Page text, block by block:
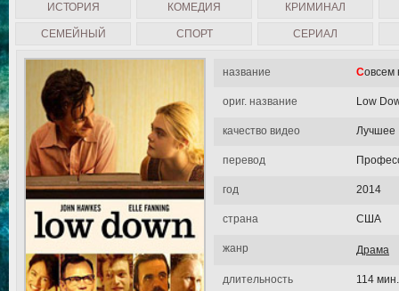
название Совсем
ориг. название Low
качество видео Лучшее
перевод
год 2014
страна США
жанр Драма
длительность 114 мин.
ИСТОРИЯ КОМЕДИЯ КРИМИНАЛ
СЕМЕЙНЫЙ СПОРТ СЕРИАЛ